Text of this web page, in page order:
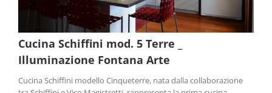
Cucina Schiffini mod. 5 Terre _
Illuminazione Fontana Arte
Cucina Schiffini modello Cinqueterre, nata dalla collaborazione